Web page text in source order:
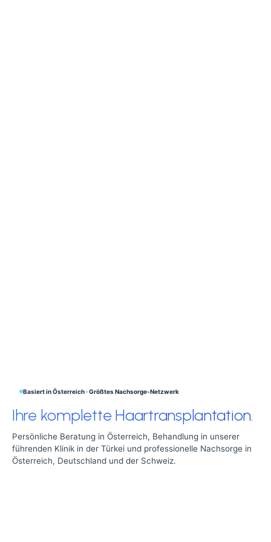
Basiert in Österreich · Größtes Nachsorge-Netzwerk
Ihre komplette Haartransplantation.
Persönliche Beratung in Österreich, Behandlung in unserer
führenden Klinik in der Türkei und professionelle Nachsorge in
Österreich, Deutschland und der Schweiz.